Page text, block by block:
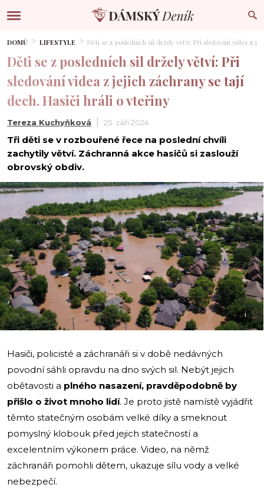
DOMŮ LIFESTYLE Děti se z posledních sil držely větví: Při sledování videa z
Děti se z posledních sil držely větví: Při
sledování videa z jejich záchrany se tají
dech. Hasiči hráli o vteřiny
Tereza Kuchyňková 25. září 2024
Tři děti se v rozbouřené řece na poslední chvíli
zachytily větví. Záchranná akce hasičů si zaslouží
obrovský obdiv.
i
Hasiči, policisté a záchranáři si v době nedávných
povodní sáhli opravdu na dno svých sil. Nebýt jejich
obětavosti a plného nasazení, pravděpodobně by
přišlo o život mnoho lidí. Je proto jistě namístě vyjádřit
těmto statečným osobám velké díky a smeknout
pomyslný klobouk před jejich statečností a
excelentním výkonem práce. Video, na němž
záchranáři pomohli dětem, ukazuje sílu vody a velké
nebezpečí.